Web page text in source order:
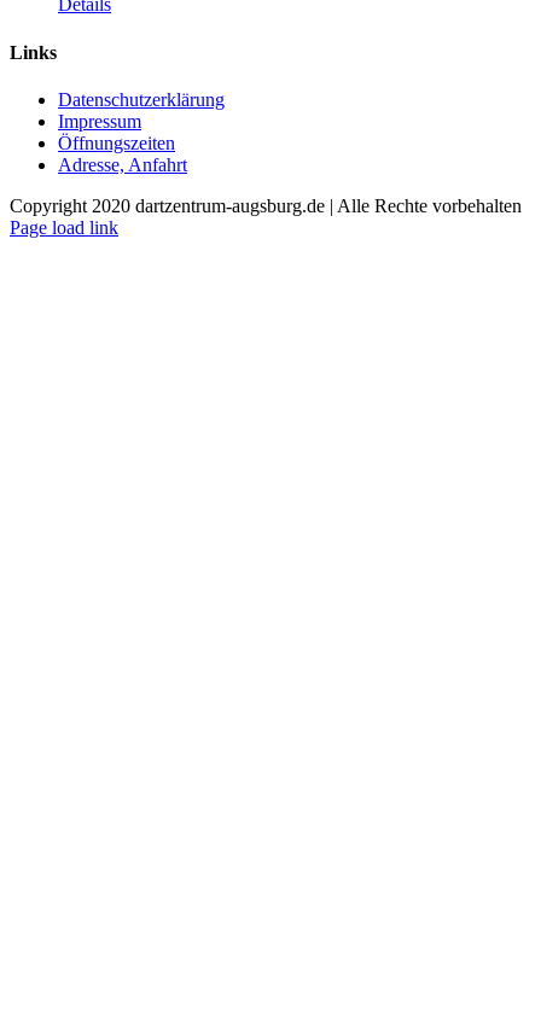
Details
Links
Datenschutzerklärung
Impressum
Öffnungszeiten
Adresse, Anfahrt
Copyright 2020 dartzentrum-augsburg.de | Alle Rechte vorbehalten
Facebook
Instagram
YouTube
Page load link